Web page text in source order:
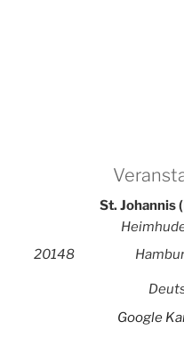
St. Johannis
20148
Google